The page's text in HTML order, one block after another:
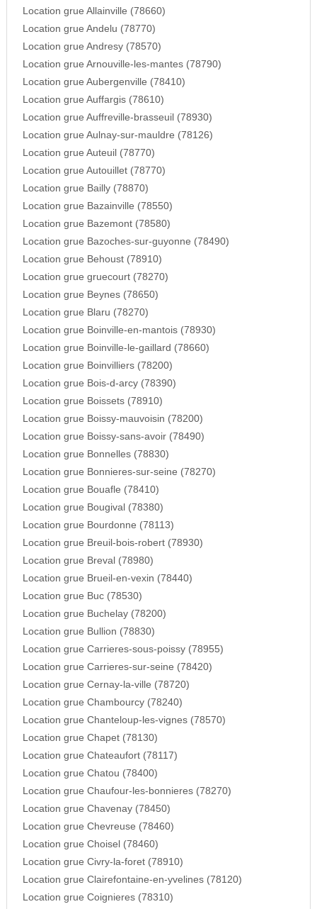
Location grue Allainville (78660)
Location grue Andelu (78770)
Location grue Andresy (78570)
Location grue Arnouville-les-mantes (78790)
Location grue Aubergenville (78410)
Location grue Auffargis (78610)
Location grue Auffreville-brasseuil (78930)
Location grue Aulnay-sur-mauldre (78126)
Location grue Auteuil (78770)
Location grue Autouillet (78770)
Location grue Bailly (78870)
Location grue Bazainville (78550)
Location grue Bazemont (78580)
Location grue Bazoches-sur-guyonne (78490)
Location grue Behoust (78910)
Location grue gruecourt (78270)
Location grue Beynes (78650)
Location grue Blaru (78270)
Location grue Boinville-en-mantois (78930)
Location grue Boinville-le-gaillard (78660)
Location grue Boinvilliers (78200)
Location grue Bois-d-arcy (78390)
Location grue Boissets (78910)
Location grue Boissy-mauvoisin (78200)
Location grue Boissy-sans-avoir (78490)
Location grue Bonnelles (78830)
Location grue Bonnieres-sur-seine (78270)
Location grue Bouafle (78410)
Location grue Bougival (78380)
Location grue Bourdonne (78113)
Location grue Breuil-bois-robert (78930)
Location grue Breval (78980)
Location grue Brueil-en-vexin (78440)
Location grue Buc (78530)
Location grue Buchelay (78200)
Location grue Bullion (78830)
Location grue Carrieres-sous-poissy (78955)
Location grue Carrieres-sur-seine (78420)
Location grue Cernay-la-ville (78720)
Location grue Chambourcy (78240)
Location grue Chanteloup-les-vignes (78570)
Location grue Chapet (78130)
Location grue Chateaufort (78117)
Location grue Chatou (78400)
Location grue Chaufour-les-bonnieres (78270)
Location grue Chavenay (78450)
Location grue Chevreuse (78460)
Location grue Choisel (78460)
Location grue Civry-la-foret (78910)
Location grue Clairefontaine-en-yvelines (78120)
Location grue Coignieres (78310)